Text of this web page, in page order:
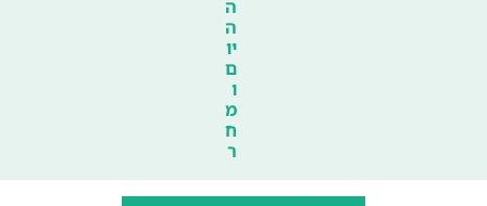
ה
ה
יו
ם
ו
מ
ח
ר